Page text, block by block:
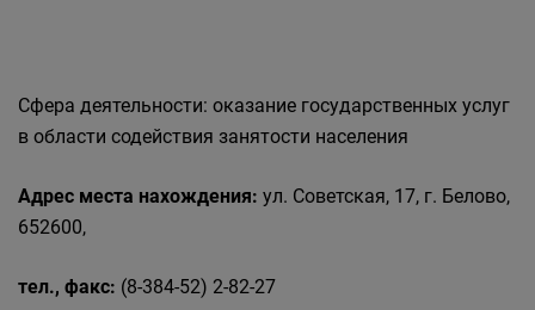
Сфера деятельности: оказание государственных услуг
в области содействия занятости населения
Адрес места нахождения: ул. Советская, 17, г. Белово,
652600,
тел., факс: (8-384-52) 2-82-27